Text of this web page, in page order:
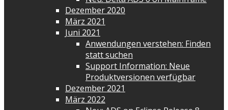
Dezember 2020
März 2021
Juni 2021
Anwendungen verstehen: Finden
statt suchen
Support Information: Neue
Produktversionen verfügbar
Dezember 2021
März 2022